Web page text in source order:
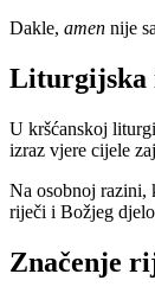
Dakle, amen nije
Liturgijska
U kršćanskoj
izraz vjere cijele
Na osobnoj razini,
riječi i Božjeg
Značenje